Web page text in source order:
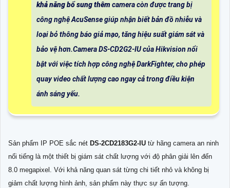
khả năng bổ sung thêm camera còn được trang bị
công nghệ AcuSense giúp nhận biết bản đồ nhiễu và
loại bỏ thông báo giả mạo, tăng hiệu suất giám sát và
bảo vệ hơn.Camera DS-CD2G2-IU của Hikvision nổi
bật với việc tích hợp công nghệ DarkFighter, cho phép
quay video chất lượng cao ngay cả trong điều kiện
ánh sáng yếu.
Sản phẩm IP POE sắc nét DS-2CD2183G2-IU từ hãng camera an ninh
nổi tiếng là một thiết bị giám sát chất lượng với độ phân giải lên đến
8.0 megapixel. Với khả năng quan sát từng chi tiết nhỏ và không bị
giảm chất lượng hình ảnh, sản phẩm này thực sự ấn tượng.